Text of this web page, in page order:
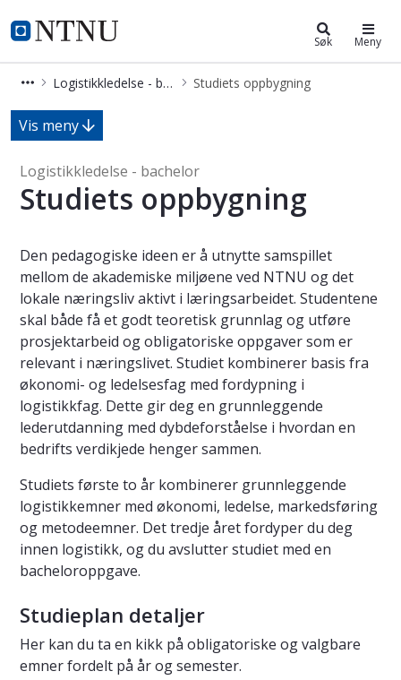
NTNU Hjemmeside
Logistikkledelse - bachelor Søk Meny
Logistikkledelse - bachelor Studiets oppbygning
Studiets oppbygning -
Vis meny
Logistikkledelse - bachelor
Studiets oppbygning
Den pedagogiske ideen er å utnytte samspillet
mellom de akademiske miljøene ved NTNU og det
lokale næringsliv aktivt i læringsarbeidet. Studentene
skal både få et godt teoretisk grunnlag og utføre
prosjektarbeid og obligatoriske oppgaver som er
relevant i næringslivet. Studiet kombinerer basis fra
økonomi- og ledelsesfag med fordypning i
logistikkfag. Dette gir deg en grunnleggende
lederutdanning med dybdeforståelse i hvordan en
bedrifts verdikjede henger sammen.
Studiets første to år kombinerer grunnleggende
logistikkemner med økonomi, ledelse, markedsføring
og metodeemner. Det tredje året fordyper du deg
innen logistikk, og du avslutter studiet med en
bacheloroppgave.
Studieplan detaljer
Her kan du ta en kikk på obligatoriske og valgbare
emner fordelt på år og semester.